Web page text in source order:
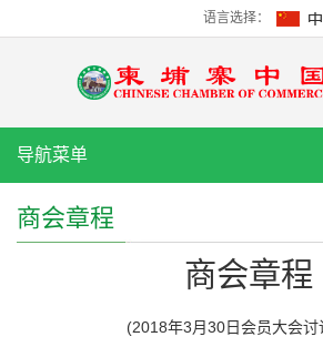
语言选择：
导航菜单
商会章程
商会章程
(2018年3月30日会员大会讨